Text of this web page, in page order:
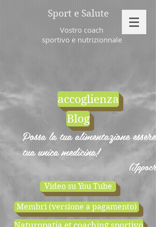
Sport e Salute
Vostro coach
sportivo e nutrizionnale
accoglienza
Blog
Possa la tua alimentazione essere
tua unica medicina!
Video su You Tube
Membri (versione a pagamento)
Naturopatia et coaching sportivo